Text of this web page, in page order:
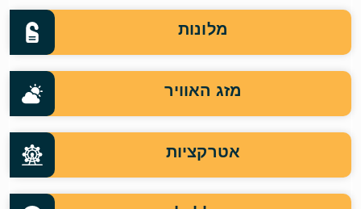
מלונות
מזג האוויר
אטרקציות